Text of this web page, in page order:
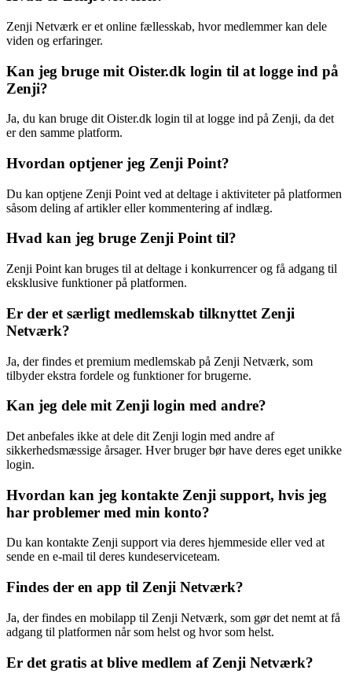
Zenji Netværk er et online fællesskab, hvor medlemmer kan dele
viden og erfaringer.
Kan jeg bruge mit Oister.dk login til at logge ind på
Zenji?
Ja, du kan bruge dit Oister.dk login til at logge ind på Zenji, da det
er den samme platform.
Hvordan optjener jeg Zenji Point?
Du kan optjene Zenji Point ved at deltage i aktiviteter på platformen
såsom deling af artikler eller kommentering af indlæg.
Hvad kan jeg bruge Zenji Point til?
Zenji Point kan bruges til at deltage i konkurrencer og få adgang til
eksklusive funktioner på platformen.
Er der et særligt medlemskab tilknyttet Zenji
Netværk?
Ja, der findes et premium medlemskab på Zenji Netværk, som
tilbyder ekstra fordele og funktioner for brugerne.
Kan jeg dele mit Zenji login med andre?
Det anbefales ikke at dele dit Zenji login med andre af
sikkerhedsmæssige årsager. Hver bruger bør have deres eget unikke
login.
Hvordan kan jeg kontakte Zenji support, hvis jeg
har problemer med min konto?
Du kan kontakte Zenji support via deres hjemmeside eller ved at
sende en e-mail til deres kundeserviceteam.
Findes der en app til Zenji Netværk?
Ja, der findes en mobilapp til Zenji Netværk, som gør det nemt at få
adgang til platformen når som helst og hvor som helst.
Er det gratis at blive medlem af Zenji Netværk?